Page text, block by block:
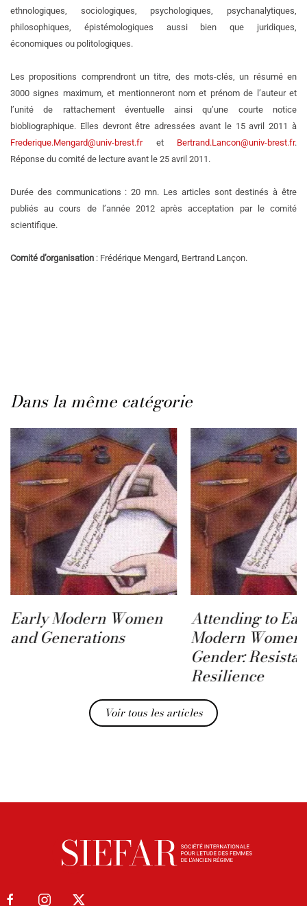
ethnologiques, sociologiques, psychologiques, psychanalytiques,
philosophiques, épistémologiques aussi bien que juridiques,
économiques ou politologiques.
Les propositions comprendront un titre, des mots-clés, un résumé en
3000 signes maximum, et mentionneront nom et prénom de l’auteur et
l’unité de rattachement éventuelle ainsi qu’une courte notice
biobliographique. Elles devront être adressées avant le 15 avril 2011 à
Frederique.Mengard@univ-brest.fr et Bertrand.Lancon@univ-brest.fr.
Réponse du comité de lecture avant le 25 avril 2011.
Durée des communications : 20 mn. Les articles sont destinés à être
publiés au cours de l’année 2012 après acceptation par le comité
scientifique.
Comité d’organisation : Frédérique Mengard, Bertrand Lançon.
Dans la même catégorie
Early Modern Women
and Generations
Attending to
Modern Women
Gender:
Resilience
Voir tous les articles